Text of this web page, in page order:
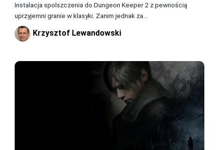
Instalacja spolszczenia do Dungeon Keeper 2 z pewnością
uprzyjemni granie w klasyki. Zanim jednak za...
Krzysztof Lewandowski